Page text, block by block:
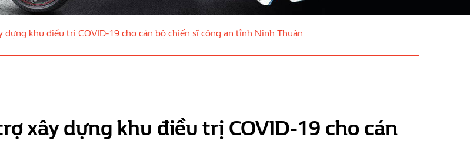
dựng khu điều trị COVID-19 cho cán bộ chiến sĩ công an tỉnh Ninh Thuận
xây dựng khu điều trị COVID-19 cho cán